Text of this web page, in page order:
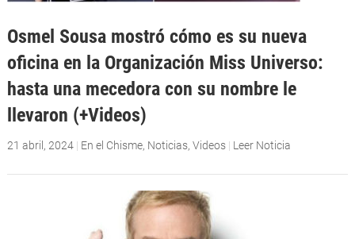
Osmel Sousa mostró cómo es su nueva
oficina en la Organización Miss Universo:
hasta una mecedora con su nombre le
llevaron (+Videos)
21 abril, 2024| En el Chisme, Noticias, Videos | Leer Noticia